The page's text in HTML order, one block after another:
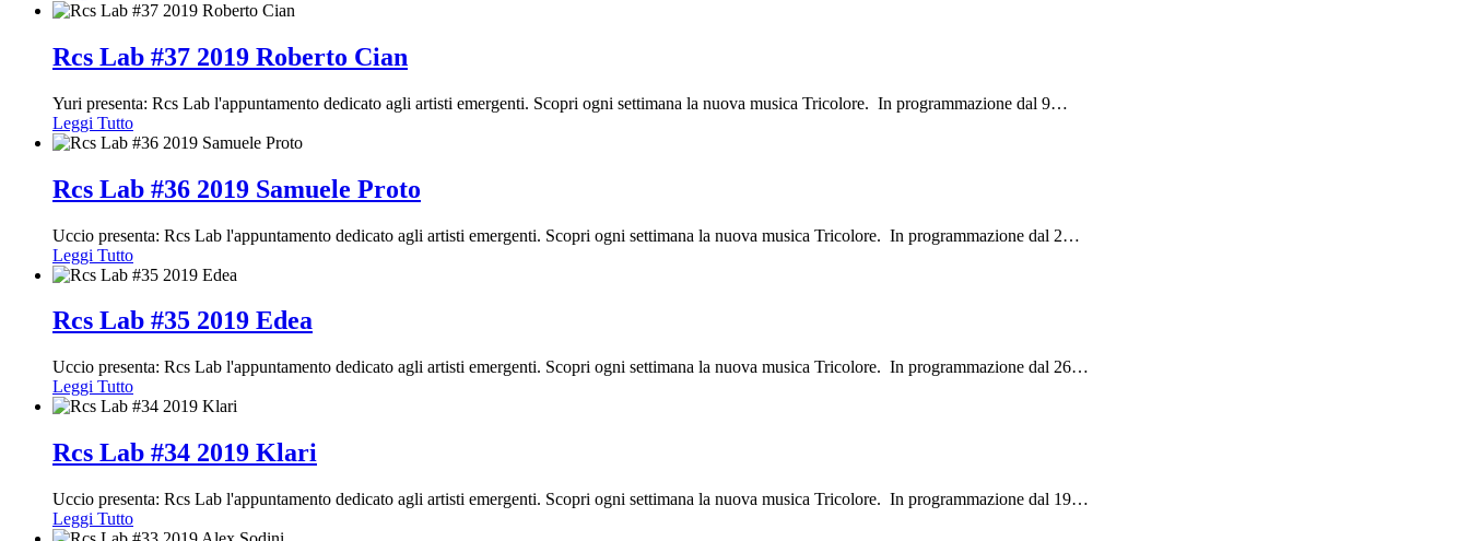
Rcs Lab #37 2019 Roberto Cian
Yuri presenta: Rcs Lab l'appuntamento dedicato agli artisti emergenti. Scopri ogni settimana la nuova musica Tricolore. In programmazione dal 9…
Leggi Tutto
Rcs Lab #36 2019 Samuele Proto
Uccio presenta: Rcs Lab l'appuntamento dedicato agli artisti emergenti. Scopri ogni settimana la nuova musica Tricolore. In programmazione dal 2…
Leggi Tutto
Rcs Lab #35 2019 Edea
Uccio presenta: Rcs Lab l'appuntamento dedicato agli artisti emergenti. Scopri ogni settimana la nuova musica Tricolore. In programmazione dal 26…
Leggi Tutto
Rcs Lab #34 2019 Klari
Uccio presenta: Rcs Lab l'appuntamento dedicato agli artisti emergenti. Scopri ogni settimana la nuova musica Tricolore. In programmazione dal 19…
Leggi Tutto